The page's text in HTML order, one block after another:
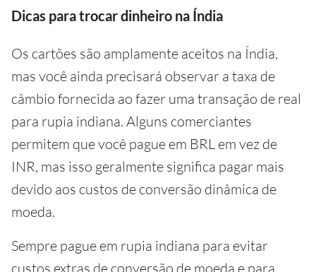
Dicas para trocar dinheiro na Índia
Os cartões são amplamente aceitos na Índia,
mas você ainda precisará observar a taxa de
câmbio fornecida ao fazer uma transação de real
para rupia indiana. Alguns comerciantes
permitem que você pague em BRL em vez de
INR, mas isso geralmente significa pagar mais
devido aos custos de conversão dinâmica de
moeda.
Sempre pague em rupia indiana para evitar
custos extras de conversão de moeda e para